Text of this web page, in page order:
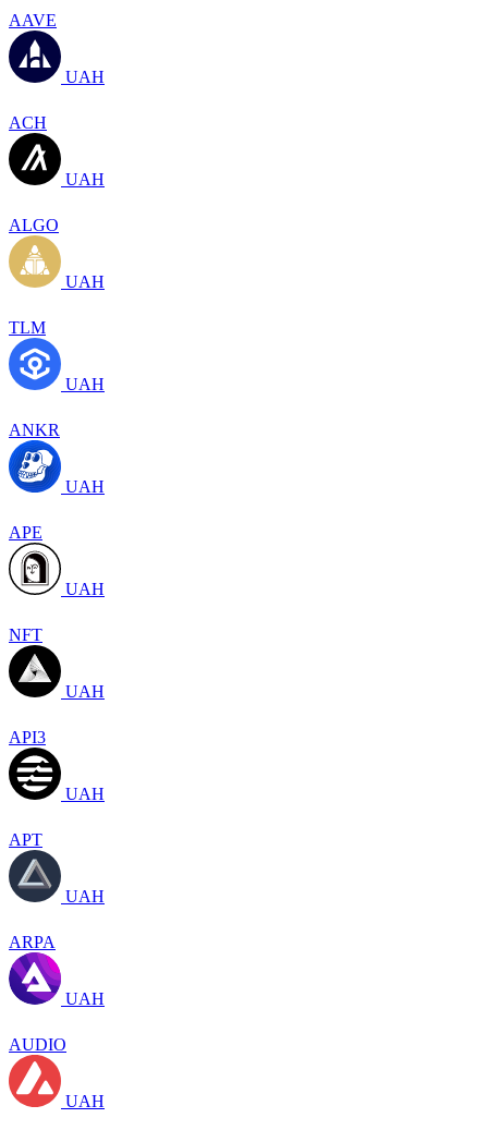
AAVE
UAH
ACH
UAH
ALGO
UAH
TLM
UAH
ANKR
UAH
APE
UAH
NFT
UAH
API3
UAH
APT
UAH
ARPA
UAH
AUDIO
UAH